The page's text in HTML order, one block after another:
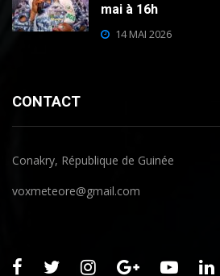
mai à 16h
14 MAI 2026
CONTACT
Conakry, République de Guinée
voxmeteore@gmail.com